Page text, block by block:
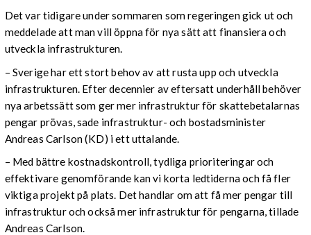
Det var tidigare under sommaren som regeringen gick ut och
meddelade att man vill öppna för nya sätt att finansiera och
utveckla infrastrukturen.
– Sverige har ett stort behov av att rusta upp och utveckla
infrastrukturen. Efter decennier av eftersatt underhåll behöver
nya arbetssätt som ger mer infrastruktur för skattebetalarnas
pengar prövas, sade infrastruktur- och bostadsminister
Andreas Carlson (KD) i ett uttalande.
– Med bättre kostnadskontroll, tydliga prioriteringar och
effektivare genomförande kan vi korta ledtiderna och få fler
viktiga projekt på plats. Det handlar om att få mer pengar till
infrastruktur och också mer infrastruktur för pengarna, tillade
Andreas Carlson.